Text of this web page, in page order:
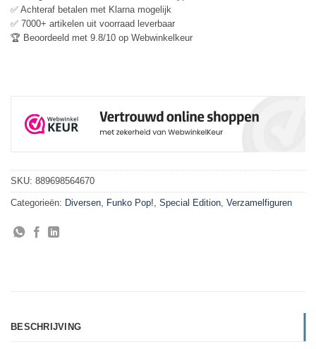
✅ Achteraf betalen met Klarna mogelijk
✅ 7000+ artikelen uit voorraad leverbaar
🏆 Beoordeeld met 9.8/10 op Webwinkelkeur
SKU: 889698564670
Categorieën: Diversen, Funko Pop!, Special Edition, Verzamelfiguren
BESCHRIJVING